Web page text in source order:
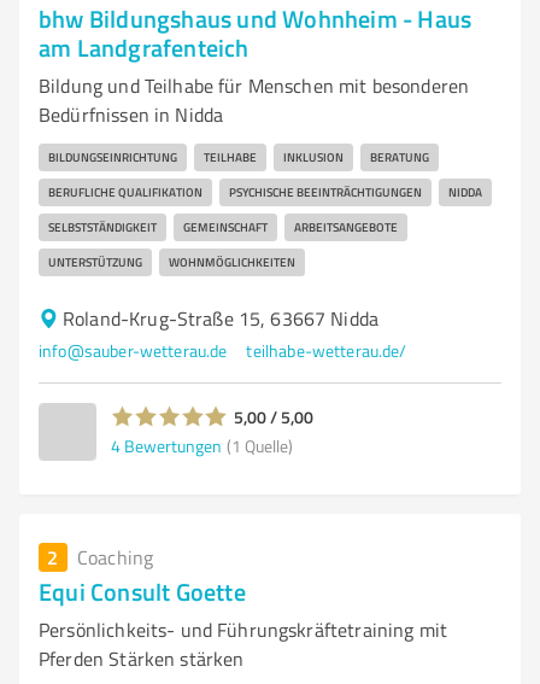
bhw Bildungshaus und Wohnheim - Haus
am Landgrafenteich
Bildung und Teilhabe für Menschen mit besonderen
Bedürfnissen in Nidda
BILDUNGSEINRICHTUNG TEILHABE INKLUSION BERATUNG
BERUFLICHE QUALIFIKATION PSYCHISCHE BEEINTRÄCHTIGUNGEN NIDDA
SELBSTSTÄNDIGKEIT GEMEINSCHAFT ARBEITSANGEBOTE
UNTERSTÜTZUNG WOHNMÖGLICHKEITEN
Roland-Krug-Straße 15, 63667 Nidda
info@sauber-wetterau.de teilhabe-wetterau.de/
5,00 / 5,00
4 Bewertungen (1 Quelle)
2 Coaching
Equi Consult Goette
Persönlichkeits- und Führungskräftetraining mit
Pferden Stärken stärken